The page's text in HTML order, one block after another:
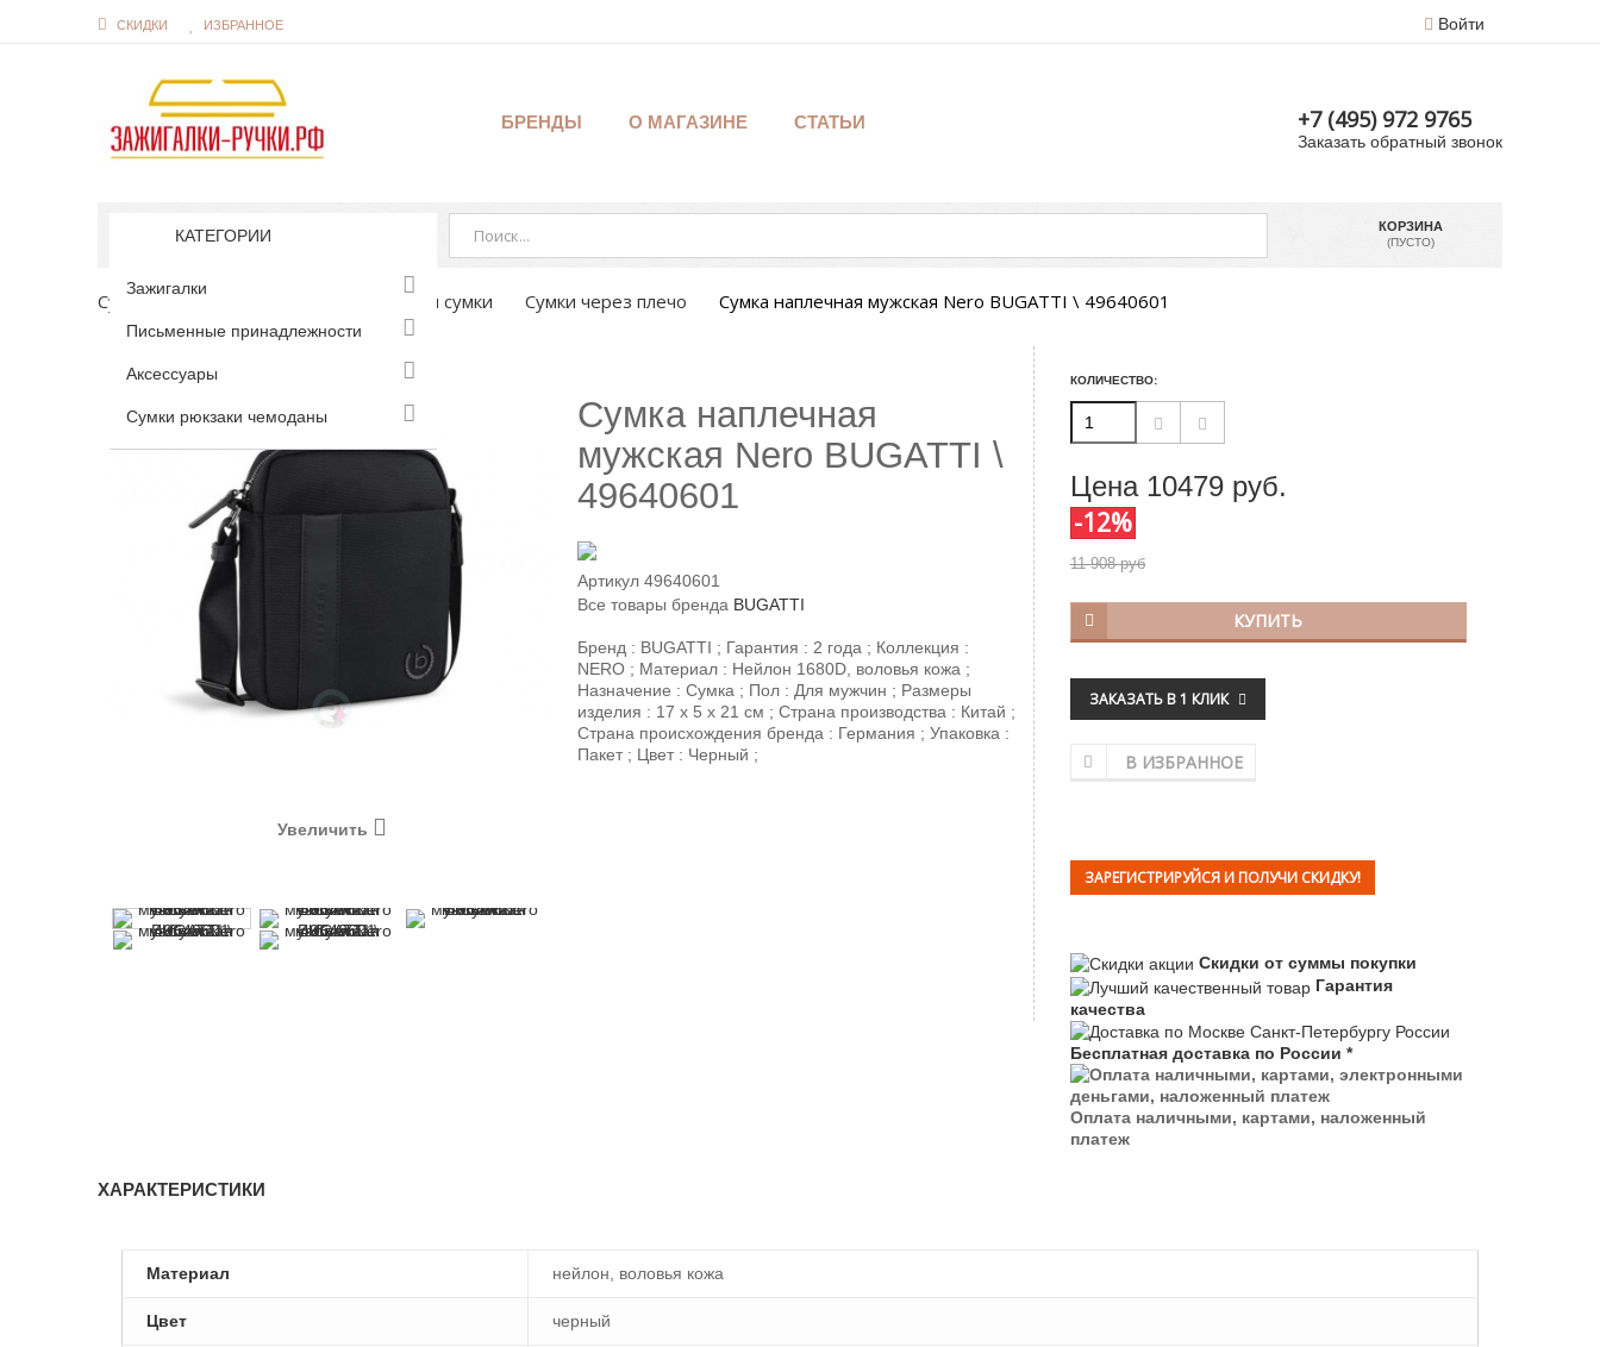
СКИДКИ ИЗБРАННОЕ Войти
БРЕНДЫ О МАГАЗИНЕ СТАТЬИ +7 (495) 972 9765
Заказать обратный звонок
КАТЕГОРИИ
Зажигалки
Письменные принадлежности
Аксессуары
Сумки рюкзаки чемоданы
КОРЗИНА
(ПУСТО)
Сумки рюкзаки чемоданы Портфели сумки Сумки через плечо Сумка наплечная мужская Nero BUGATTI \ 49640601
Увеличить
Сумка наплечная
мужская Nero BUGATTI \
49640601
Артикул 49640601
Все товары бренда BUGATTI
Бренд : BUGATTI ; Гарантия : 2 года ; Коллекция :
NERO ; Материал : Нейлон 1680D, воловья кожа ;
Назначение : Сумка ; Пол : Для мужчин ; Размеры
изделия : 17 х 5 х 21 см ; Страна производства : Китай ;
Страна происхождения бренда : Германия ; Упаковка :
Пакет ; Цвет : Черный ;
КОЛИЧЕСТВО:
Цена 10479руб.
-12%
11 908 руб
КУПИТЬ
ЗАКАЗАТЬ В 1 КЛИК
В ИЗБРАННОЕ
ЗАРЕГИСТРИРУЙСЯ И ПОЛУЧИ СКИДКУ!
Скидки от суммы покупки
Гарантия
качества
Бесплатная доставка по России *
Оплата наличными, картами, наложенный
платеж
ХАРАКТЕРИСТИКИ
Материал нейлон, воловья кожа
Цвет черный